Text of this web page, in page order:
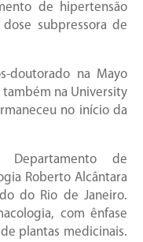
de hipertensão
subpressora de
doutorado na Mayo
também na University
no início da
Departamento de
Roberto Alcântara
do Rio de Janeiro.
com ênfase
plantas medicinais.